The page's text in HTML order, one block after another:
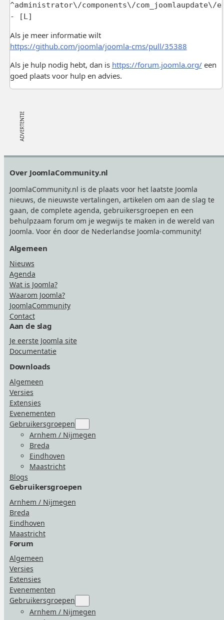
^administrator\/components\/com_joomlaupdate\/
- [L]
Als je meer informatie wilt
https://github.com/joomla/joomla-cms/pull/35388
Als je hulp nodig hebt, dan is https://forum.joomla.org/een
goed plaats voor hulp en advies.
Over JoomlaCommunity.nl
JoomlaCommunity.nl is de plaats voor het laatste Joomla
nieuws, de nieuwste vertalingen, artikelen om aan de slag te
gaan, de complete agenda, gebruikersgroepen en een
behulpzaam forum om je wegwijs te maken in de wereld van
Joomla. Voor én door de Nederlandse Joomla-community!
Algemeen
Nieuws
Agenda
Wat is Joomla?
Waarom Joomla?
JoomlaCommunity
Contact
Aan de slag
Je eerste Joomla site
Documentatie
Downloads
Algemeen
Versies
Extensies
Evenementen
Gebruikersgroepen
for
“Gebruikersgroepen”
Arnhem / Nijmegen
Breda
Eindhoven
Maastricht
Blogs
Gebruikersgroepen
Arnhem / Nijmegen
Breda
Eindhoven
Maastricht
Forum
Algemeen
Versies
Extensies
Evenementen
Gebruikersgroepen
for
“Gebruikersgroepen”
Arnhem / Nijmegen